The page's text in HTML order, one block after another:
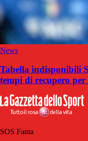
News
Tabella indisponibili
tempi di recupero
SOS Fanta